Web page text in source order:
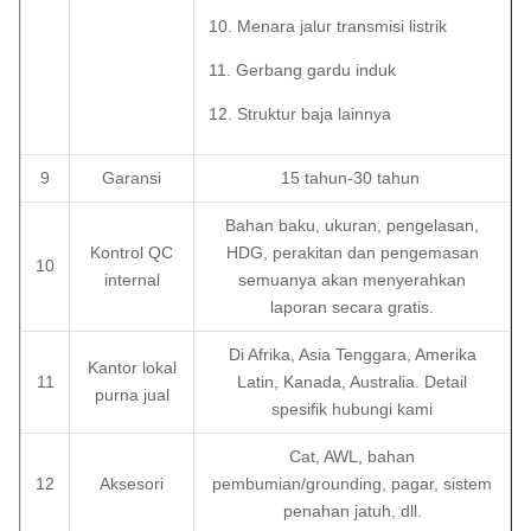
10. Menara jalur transmisi listrik
11. Gerbang gardu induk
12. Struktur baja lainnya
9 Garansi 15 tahun-30 tahun
10
Kontrol QC
internal
Bahan baku, ukuran, pengelasan,
HDG, perakitan dan pengemasan
semuanya akan menyerahkan
laporan secara gratis.
11
Kantor lokal
purna jual
Di Afrika, Asia Tenggara, Amerika
Latin, Kanada, Australia. Detail
spesifik hubungi kami
12 Aksesori
Cat, AWL, bahan
pembumian/grounding, pagar, sistem
penahan jatuh, dll.